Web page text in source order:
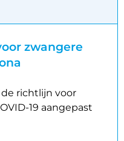
zwangere
richtlijn voor
19 aangepast